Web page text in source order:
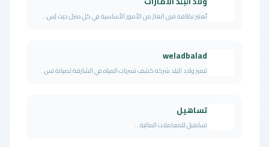
تُعتبر نظافة فرن الغاز من الأمور الأساسية في كل منزل حيث يُس...
weladbalad
تتميز ولاد البلد شركة كشف تسربات المياه في الشارقة لصيانة تس...
تساهيل
تساهيل للمعاملات المالية...